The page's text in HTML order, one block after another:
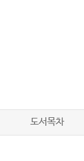
한계
을까요
도서목차